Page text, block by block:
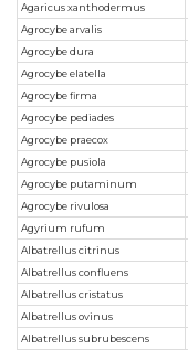
Agaricus xanthodermus
Agrocybe arvalis
Agrocybe dura
Agrocybe elatella
Agrocybe firma
Agrocybe pediades
Agrocybe praecox
Agrocybe pusiola
Agrocybe putaminum
Agrocybe rivulosa
Agyrium rufum
Albatrellus citrinus
Albatrellus confluens
Albatrellus cristatus
Albatrellus ovinus
Albatrellus subrubescens